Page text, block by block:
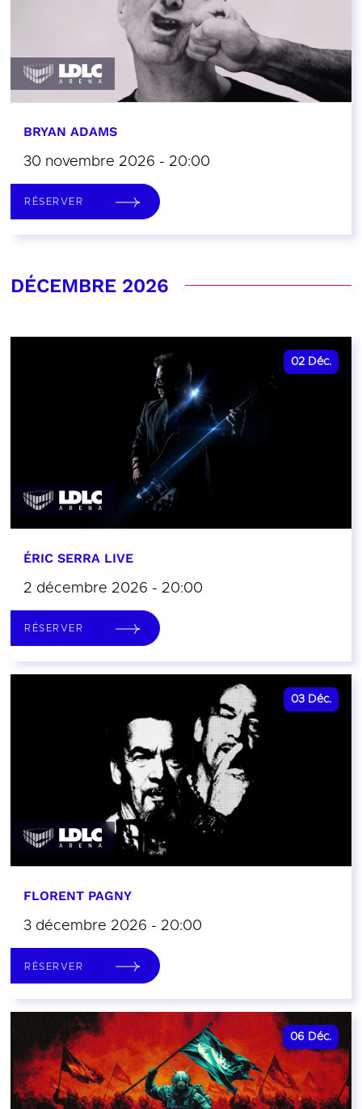
BRYAN ADAMS
30 novembre 2026 - 20:00
RÉSERVER
DÉCEMBRE 2026
02 Déc.
ÉRIC SERRA LIVE
2 décembre 2026 - 20:00
RÉSERVER
03 Déc.
FLORENT PAGNY
3 décembre 2026 - 20:00
RÉSERVER
06 Déc.